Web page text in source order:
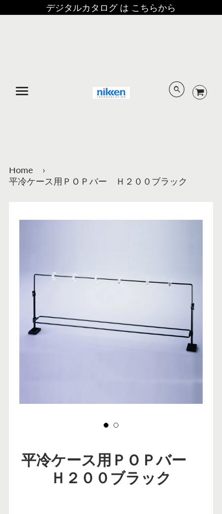
デジタルカタログ は こちらから
Home
›
平冷ケース用ＰＯＰバー Ｈ２００ブラック
平冷ケース用ＰＯＰバー
Ｈ２００ブラック